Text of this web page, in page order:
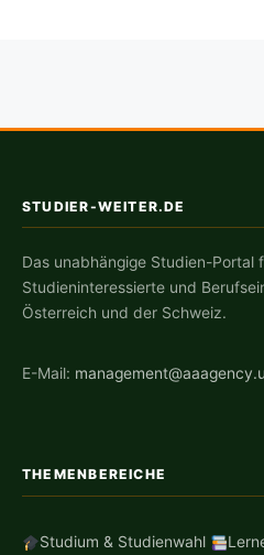
STUDIER-WEITER.DE
Das unabhängige Studien-Portal
Studieninteressierte und
Österreich und der Schweiz.
E-Mail:
THEMENBEREICHE
Studium & Studienwahl